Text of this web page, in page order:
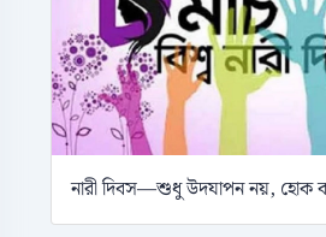
নারী দিবস—শুধু উদযাপন নয়, হোক